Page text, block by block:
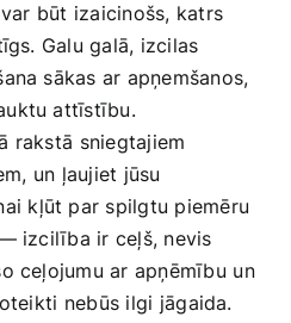
būt ‍izaicinošs, katrs
Galu galā, izcilas
sākas ar apņemšanos,
attīstību.
rakstā ⁤sniegtajiem
un⁢ ļaujiet jūsu
kļūt par spilgtu ​piemēru
izcilība ir ceļš, ​nevis
ceļojumu ar apņēmību ⁤un
⁤nebūs ilgi⁣ jāgaida.